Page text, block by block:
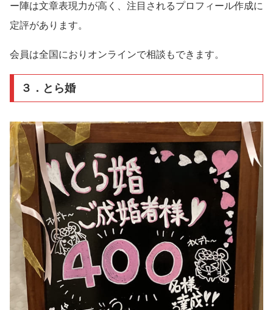
ー陣は文章表現力が高く、注目されるプロフィール作成に
定評があります。
会員は全国におりオンラインで相談もできます。
３．とら婚